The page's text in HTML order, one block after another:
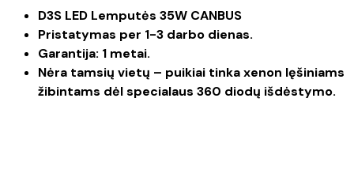
D3S LED Lemputės 35W CANBUS
Pristatymas per 1-3 darbo dienas.
Garantija: 1 metai.
Nėra tamsių vietų – puikiai tinka xenon lęšiniams
žibintams dėl specialaus 360 diodų išdėstymo.